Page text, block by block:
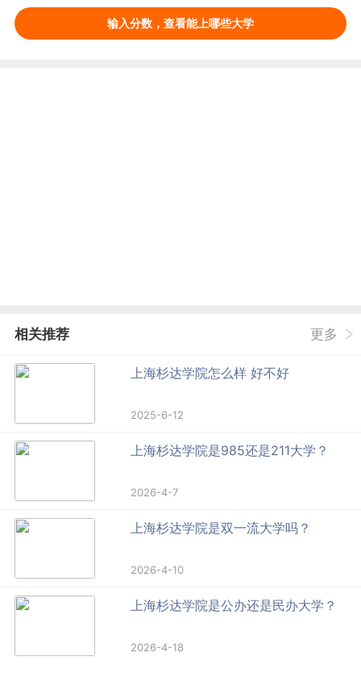
输入分数，查看能上哪些大学
相关推荐 更多
上海杉达学院怎么样 好不好
2025-6-12
上海杉达学院是985还是211大学？
2026-4-7
上海杉达学院是双一流大学吗？
2026-4-10
上海杉达学院是公办还是民办大学？
2026-4-18